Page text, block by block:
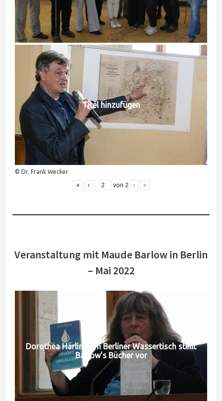
Titel hinzufügen
© Dr. Frank Wecker
« ‹ von 2 › »
Veranstaltung mit Maude Barlow in Berlin
– Mai 2022
Dorothea Härlin vom Berliner Wassertisch stellt
Barlow's Bücher vor